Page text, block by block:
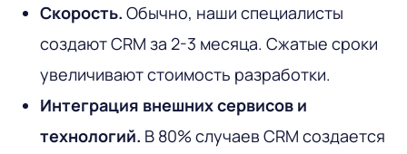
Скорость. Обычно, наши специалисты
создают CRM за 2-3 месяца. Сжатые сроки
увеличивают стоимость разработки.
Интеграция внешних сервисов и
технологий. В 80% случаев CRM создается